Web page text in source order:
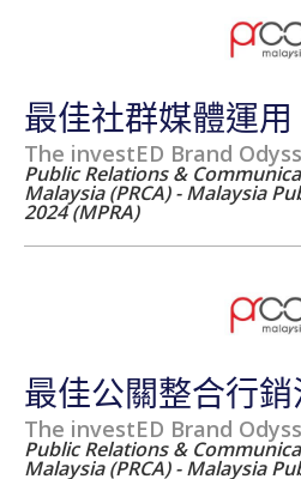
最佳社群媒體運用
The investED Brand
Public Relations &
Malaysia (PRCA) - Malaysia
2024 (MPRA)
最佳公關整合行
The investED Brand
Public Relations &
Malaysia (PRCA) - Malaysia